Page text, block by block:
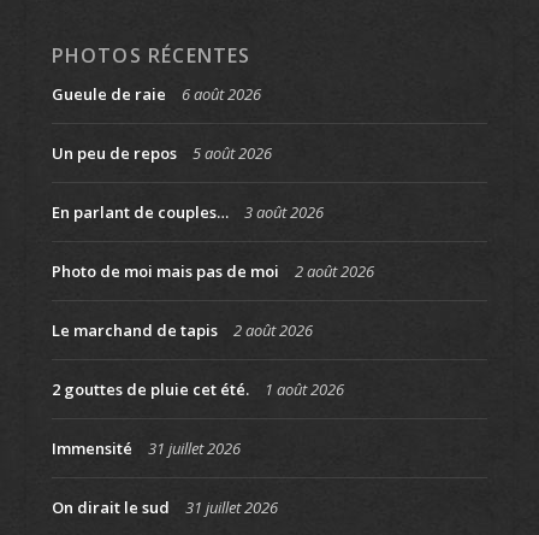
PHOTOS RÉCENTES
Gueule de raie 6 août 2026
Un peu de repos 5 août 2026
En parlant de couples… 3 août 2026
Photo de moi mais pas de moi 2 août 2026
Le marchand de tapis 2 août 2026
2 gouttes de pluie cet été. 1 août 2026
Immensité 31 juillet 2026
On dirait le sud 31 juillet 2026